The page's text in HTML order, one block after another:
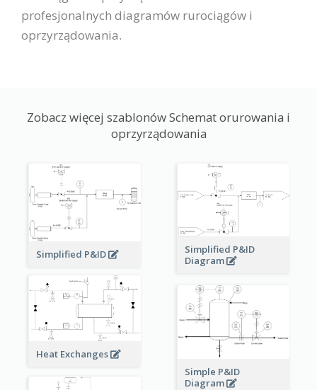
profesjonalnych diagramów rurociągów i
oprzyrządowania.
Zobacz więcej szablonów Schemat orurowania i
oprzyrządowania
Simplified P&ID
Simplified P&ID
Diagram
Heat Exchanges
Simple P&ID
Diagram